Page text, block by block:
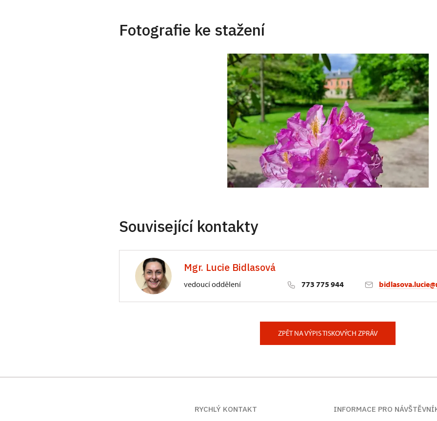
Fotografie ke stažení
Související kontakty
Mgr. Lucie Bidlasová
vedoucí oddělení 773 775 944
ZPĚT NA VÝPIS TISKOVÝCH ZPRÁV
RYCHLÝ KONTAKT
INFORMACE PRO